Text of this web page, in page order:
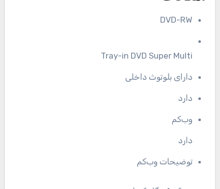
DVD-RW
Tray-in DVD Super Multi
دارای بلوتوث داخلی
دارد
وب‌کم
دارد
توضیحات وب‌کم